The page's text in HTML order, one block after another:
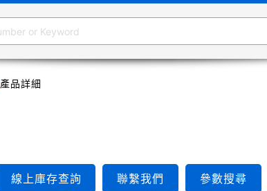
產品詳細
線上庫存查詢 聯繫我們 參數搜尋